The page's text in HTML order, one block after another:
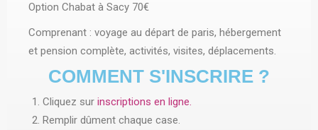
Option Chabat à Sacy 70€
Comprenant : voyage au départ de paris, hébergement
et pension complète, activités, visites, déplacements.
COMMENT S'INSCRIRE ?
Cliquez sur inscriptions en ligne.
Remplir dûment chaque case.